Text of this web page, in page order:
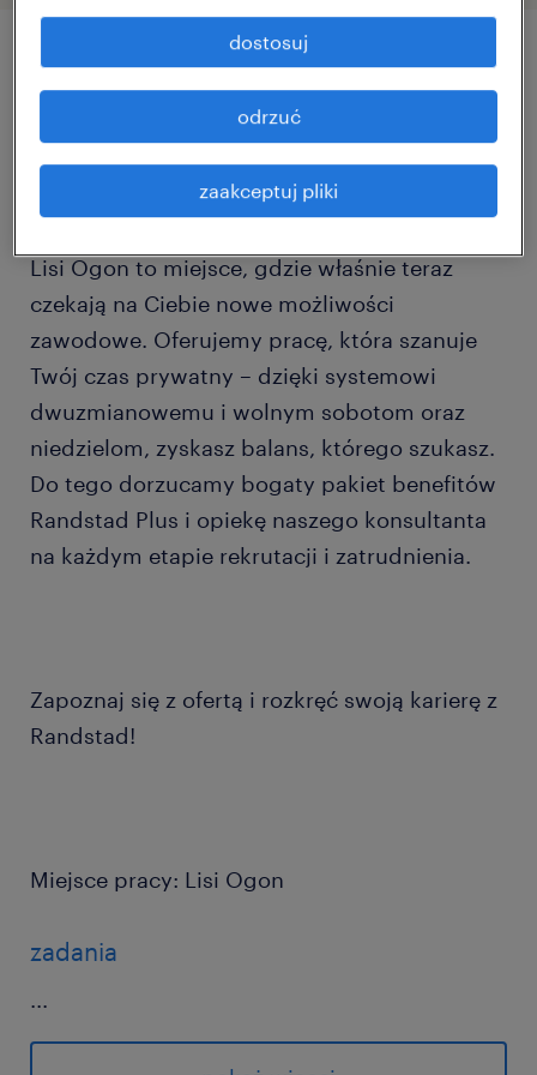
szczegóły oferty
Uprawnienia UDT w kieszeni? Wykorzystaj je
w pracy dla Randstad!
Lisi Ogon to miejsce, gdzie właśnie teraz
czekają na Ciebie nowe możliwości
zawodowe. Oferujemy pracę, która szanuje
Twój czas prywatny – dzięki systemowi
dwuzmianowemu i wolnym sobotom oraz
niedzielom, zyskasz balans, którego szukasz.
Do tego dorzucamy bogaty pakiet benefitów
Randstad Plus i opiekę naszego konsultanta
na każdym etapie rekrutacji i zatrudnienia.
Zapoznaj się z ofertą i rozkręć swoją karierę z
Randstad!
Miejsce pracy: Lisi Ogon
zadania
...
obsługa wózka widłowego
zaakceptuj pliki
odrzuć
dostosuj